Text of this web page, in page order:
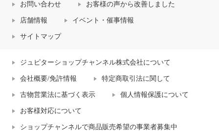
お問い合わせ お客様の声から改善しました
店舗情報 イベント・催事情報
サイトマップ
ジュピターショップチャンネル株式会社について
会社概要/免許情報 特定商取引法に関して
古物営業法に基づく表示 個人情報保護について
お客様対応について
ショップチャンネルで商品販売希望の事業者募集中